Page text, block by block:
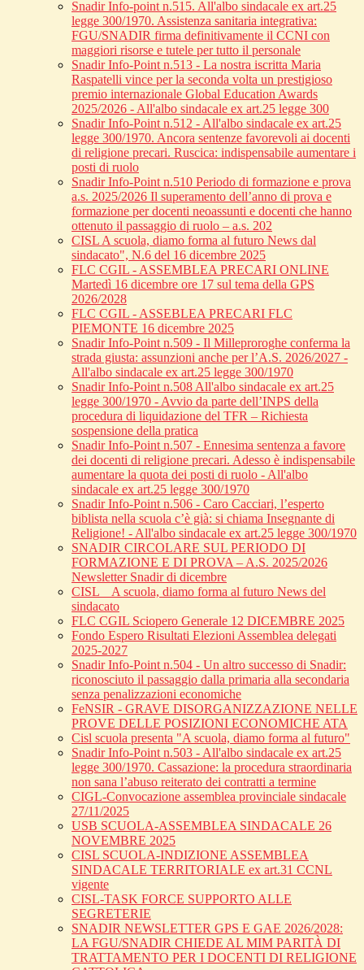
Snadir Info-point n.515. All'albo sindacale ex art.25
legge 300/1970. Assistenza sanitaria integrativa:
FGU/SNADIR firma definitivamente il CCNI con
maggiori risorse e tutele per tutto il personale
Snadir Info-Point n.513 - La nostra iscritta Maria
Raspatelli vince per la seconda volta un prestigioso
premio internazionale Global Education Awards
2025/2026 - All'albo sindacale ex art.25 legge 300
Snadir Info-Point n.512 - All'albo sindacale ex art.25
legge 300/1970. Ancora sentenze favorevoli ai docenti
di religione precari. Ruscica: indispensabile aumentare i
posti di ruolo
Snadir Info-Point n.510 Periodo di formazione e prova
a.s. 2025/2026 Il superamento dell’anno di prova e
formazione per docenti neoassunti e docenti che hanno
ottenuto il passaggio di ruolo – a.s. 202
CISL A scuola, diamo forma al futuro News dal
sindacato", N.6 del 16 dicembre 2025
FLC CGIL - ASSEMBLEA PRECARI ONLINE
Martedì 16 dicembre ore 17 sul tema della GPS
2026/2028
FLC CGIL - ASSEBLEA PRECARI FLC
PIEMONTE 16 dicembre 2025
Snadir Info-Point n.509 - Il Milleproroghe conferma la
strada giusta: assunzioni anche per l’A.S. 2026/2027 -
All'albo sindacale ex art.25 legge 300/1970
Snadir Info-Point n.508 All'albo sindacale ex art.25
legge 300/1970 - Avvio da parte dell’INPS della
procedura di liquidazione del TFR – Richiesta
sospensione della pratica
Snadir Info-Point n.507 - Ennesima sentenza a favore
dei docenti di religione precari. Adesso è indispensabile
aumentare la quota dei posti di ruolo - All'albo
sindacale ex art.25 legge 300/1970
Snadir Info-Point n.506 - Caro Cacciari, l’esperto
biblista nella scuola c’è già: si chiama Insegnante di
Religione! - All'albo sindacale ex art.25 legge 300/1970
SNADIR CIRCOLARE SUL PERIODO DI
FORMAZIONE E DI PROVA – A.S. 2025/2026
Newsletter Snadir di dicembre
CISL _ A scuola, diamo forma al futuro News del
sindacato
FLC CGIL Sciopero Generale 12 DICEMBRE 2025
Fondo Espero Risultati Elezioni Assemblea delegati
2025-2027
Snadir Info-Point n.504 - Un altro successo di Snadir:
riconosciuto il passaggio dalla primaria alla secondaria
senza penalizzazioni economiche
FeNSIR - GRAVE DISORGANIZZAZIONE NELLE
PROVE DELLE POSIZIONI ECONOMICHE ATA
Cisl scuola presenta "A scuola, diamo forma al futuro"
Snadir Info-Point n.503 - All'albo sindacale ex art.25
legge 300/1970. Cassazione: la procedura straordinaria
non sana l’abuso reiterato dei contratti a termine
CIGL-Convocazione assemblea provinciale sindacale
27/11/2025
USB SCUOLA-ASSEMBLEA SINDACALE 26
NOVEMBRE 2025
CISL SCUOLA-INDIZIONE ASSEMBLEA
SINDACALE TERRITORIALE ex art.31 CCNL
vigente
CISL-TASK FORCE SUPPORTO ALLE
SEGRETERIE
SNADIR NEWSLETTER GPS E GAE 2026/2028:
LA FGU/SNADIR CHIEDE AL MIM PARITÀ DI
TRATTAMENTO PER I DOCENTI DI RELIGIONE